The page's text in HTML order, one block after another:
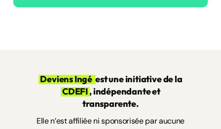
Deviens Ingé est une initiative de la
CDEFI, indépendante et
transparente.
Elle n’est affiliée ni sponsorisée par aucune